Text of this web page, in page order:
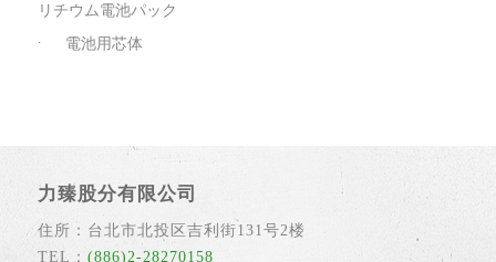
リチウム電池パック
電池用芯体
力臻股分有限公司
住所：台北市北投区吉利街131号2楼
TEL： (886)2-28270158